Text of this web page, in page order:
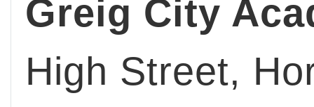
Greig City
High Street,